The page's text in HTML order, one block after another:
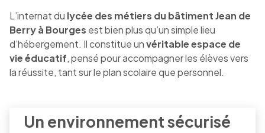
L’internat du lycée des métiers du bâtiment Jean de
Berry à Bourges est bien plus qu’un simple lieu
d’hébergement. Il constitue unvéritable espace de
vie éducatif, pensé pour accompagner les élèves vers
la réussite, tant sur le plan scolaire que personnel.
Un environnement sécurisé